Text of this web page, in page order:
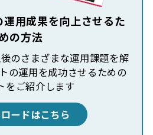
用成果を向上させるた
めの方法
のさまざまな運用課題を解
の運用を成功させるための
をご紹介します
ードはこちら